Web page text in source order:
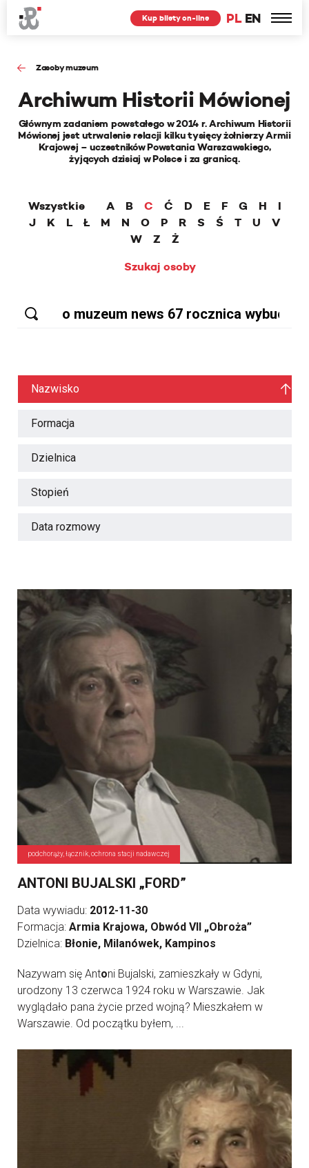
PL EN
Kup bilety on-line
Zasoby muzeum
Archiwum Historii Mówionej
Głównym zadaniem powstałego w 2014 r. Archiwum Historii
Mówionej jest utrwalenie relacji kilku tysięcy żołnierzy Armii
Krajowej – uczestników Powstania Warszawskiego,
żyjących dzisiaj w Polsce i za granicą.
Wszystkie A B C Ć D E F G H
I
J
K L Ł M N O P R S Ś T U
V
W
Z
Ż
Szukaj osoby
Nazwisko
Formacja
Dzielnica
Stopień
Data rozmowy
podchorąży, łącznik, ochrona stacji nadawczej
ANTONI BUJALSKI „FORD”
Data wywiadu: 2012-11-30
Formacja: Armia Krajowa, Obwód VII „Obroża”
Dzielnica: Błonie, Milanówek, Kampinos
Nazywam się Antoni Bujalski, zamieszkały w Gdyni,
urodzony 13 czerwca 1924 roku w Warszawie. Jak
wyglądało pana życie przed wojną? Mieszkałem w
Warszawie. Od początku byłem, ...